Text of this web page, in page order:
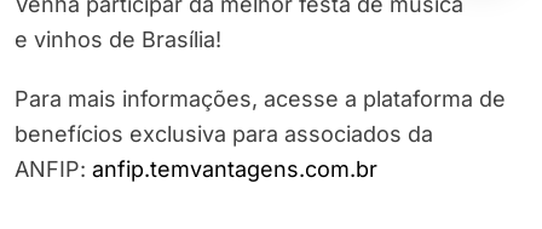
e vinhos de Brasília!
Para mais informações, acesse a plataforma de
benefícios exclusiva para associados da
ANFIP: anfip.temvantagens.com.br